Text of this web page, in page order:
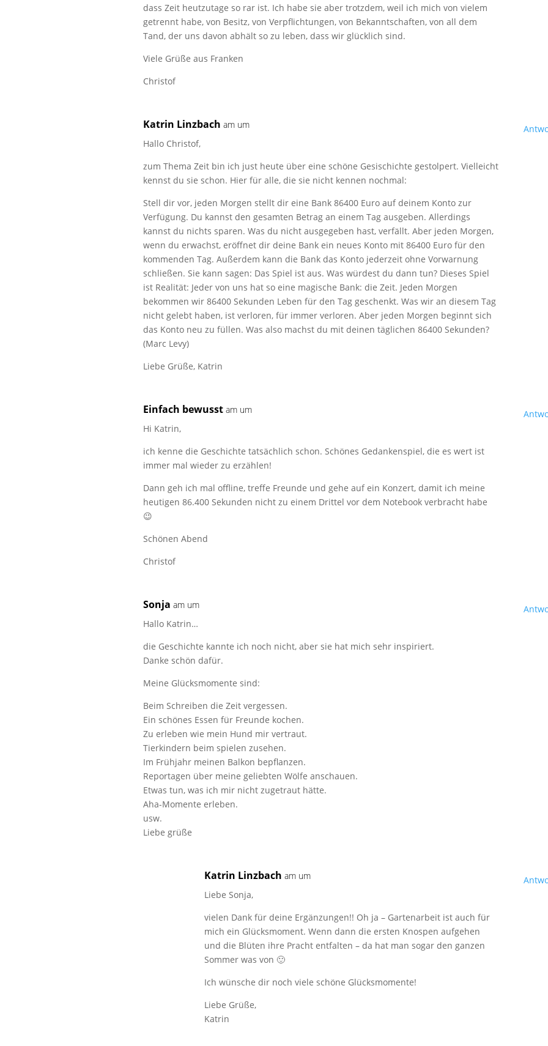
dass Zeit heutzutage so rar ist. Ich habe sie aber trotzdem, weil ich mich von vielem
getrennt habe, von Besitz, von Verpflichtungen, von Bekanntschaften, von all dem
Tand, der uns davon abhält so zu leben, dass wir glücklich sind.
Viele Grüße aus Franken
Christof
Katrin Linzbach am um
Hallo Christof,
zum Thema Zeit bin ich just heute über eine schöne Gesischichte gestolpert. Vielleicht
kennst du sie schon. Hier für alle, die sie nicht kennen nochmal:
Stell dir vor, jeden Morgen stellt dir eine Bank 86400 Euro auf deinem Konto zur
Verfügung. Du kannst den gesamten Betrag an einem Tag ausgeben. Allerdings
kannst du nichts sparen. Was du nicht ausgegeben hast, verfällt. Aber jeden Morgen,
wenn du erwachst, eröffnet dir deine Bank ein neues Konto mit 86400 Euro für den
kommenden Tag. Außerdem kann die Bank das Konto jederzeit ohne Vorwarnung
schließen. Sie kann sagen: Das Spiel ist aus. Was würdest du dann tun? Dieses Spiel
ist Realität: Jeder von uns hat so eine magische Bank: die Zeit. Jeden Morgen
bekommen wir 86400 Sekunden Leben für den Tag geschenkt. Was wir an diesem Tag
nicht gelebt haben, ist verloren, für immer verloren. Aber jeden Morgen beginnt sich
das Konto neu zu füllen. Was also machst du mit deinen täglichen 86400 Sekunden?
(Marc Levy)
Liebe Grüße, Katrin
Einfach bewusst am um
Hi Katrin,
ich kenne die Geschichte tatsächlich schon. Schönes Gedankenspiel, die es wert ist
immer mal wieder zu erzählen!
Dann geh ich mal offline, treffe Freunde und gehe auf ein Konzert, damit ich meine
heutigen 86.400 Sekunden nicht zu einem Drittel vor dem Notebook verbracht habe
😉
Schönen Abend
Christof
Sonja am um
Hallo Katrin…
die Geschichte kannte ich noch nicht, aber sie hat mich sehr inspiriert.
Danke schön dafür.
Meine Glücksmomente sind:
Beim Schreiben die Zeit vergessen.
Ein schönes Essen für Freunde kochen.
Zu erleben wie mein Hund mir vertraut.
Tierkindern beim spielen zusehen.
Im Frühjahr meinen Balkon bepflanzen.
Reportagen über meine geliebten Wölfe anschauen.
Etwas tun, was ich mir nicht zugetraut hätte.
Aha-Momente erleben.
usw.
Liebe grüße
Katrin Linzbach am um
Liebe Sonja,
vielen Dank für deine Ergänzungen!! Oh ja – Gartenarbeit ist auch für
mich ein Glücksmoment. Wenn dann die ersten Knospen aufgehen
und die Blüten ihre Pracht entfalten – da hat man sogar den ganzen
Sommer was von 🙂
Ich wünsche dir noch viele schöne Glücksmomente!
Liebe Grüße,
Katrin